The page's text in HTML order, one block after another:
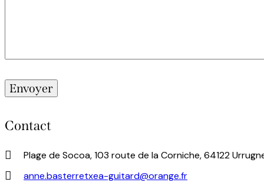
Contact
Plage de Socoa, 103 route de la Corniche, 64122
anne.basterretxea-guitard@orange.fr